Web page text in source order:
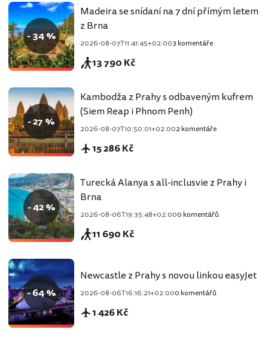
- 34 %
Madeira se snídaní na 7 dní přímým letem
z Brna
2026-08-07T11:41:45+02:003 komentáře
13 790 Kč
- 27 %
Kambodža z Prahy s odbaveným kufrem
(Siem Reap i Phnom Penh)
2026-08-07T10:50:01+02:002 komentáře
15 286 Kč
- 42 %
Turecká Alanya s all-inclusvie z Prahy i
Brna
2026-08-06T19:35:48+02:000 komentářů
11 690 Kč
- 64 %
Newcastle z Prahy s novou linkou easyJet
2026-08-06T16:16:21+02:000 komentářů
1 426 Kč